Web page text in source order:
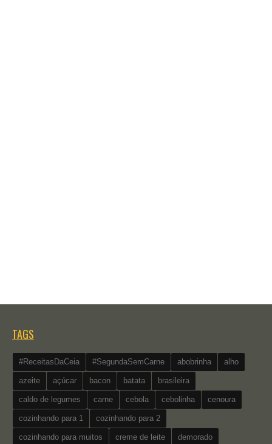
TAGS
#ReceitasDaCeia #SegundaSemCarne abobrinha alho
azeite açúcar bacon batata brasileira
caldo de legumes carne cebola cebolinha cenoura
cozinhando para 1 cozinhando para 2
cozinhando para muitos creme de leite demorado